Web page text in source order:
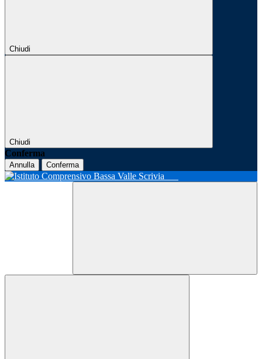
Chiudi
Chiudi
Conferma
Annulla Conferma